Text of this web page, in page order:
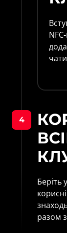
4
Беріть
разом